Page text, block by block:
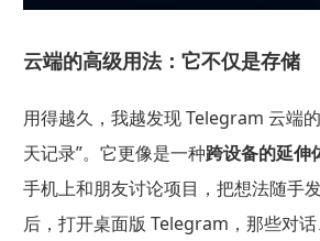
云端的高级用法：它不仅是存储
用得越久，我越发现 Telegram 云端
天记录”。 它更像是一种跨设备的延伸
手机上和朋友讨论项目，把想法随手
后，打开桌面版 Telegram，那些对